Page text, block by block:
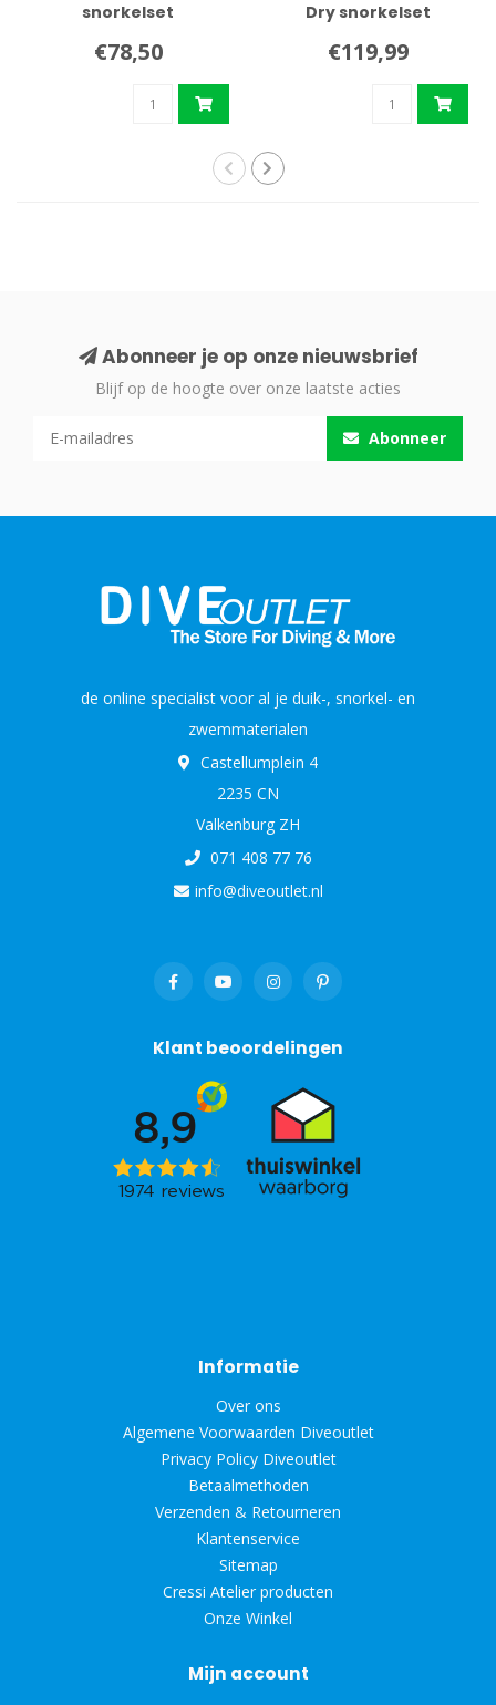
snorkelset
€78,50
Dry snorkelset
€119,99
Abonneer je op onze nieuwsbrief
Blijf op de hoogte over onze laatste acties
Abonneer
de online specialist voor al je duik-, snorkel- en
zwemmaterialen
Castellumplein 4
2235 CN
Valkenburg ZH
071 408 77 76
info@diveoutlet.nl
Klant beoordelingen
Informatie
Over ons
Algemene Voorwaarden Diveoutlet
Privacy Policy Diveoutlet
Betaalmethoden
Verzenden & Retourneren
Klantenservice
Sitemap
Cressi Atelier producten
Onze Winkel
Mijn account